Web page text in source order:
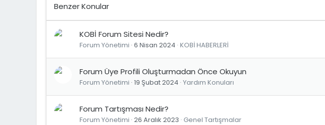
Benzer Konular
KOBİ Forum Sitesi Nedir?
Forum Yönetimi 6 Nisan 2024 KOBİ HABERLERİ
Forum Üye Profili Oluşturmadan Önce Okuyun
Forum Yönetimi 19 Şubat 2024 Yardım Konuları
Forum Tartışması Nedir?
Forum Yönetimi 26 Aralık 2023 Genel Tartışmalar